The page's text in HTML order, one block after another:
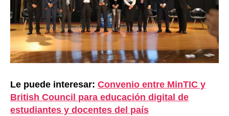
Le puede interesar: Convenio entre MinTIC y
British Council para educación digital de
estudiantes y docentes del país